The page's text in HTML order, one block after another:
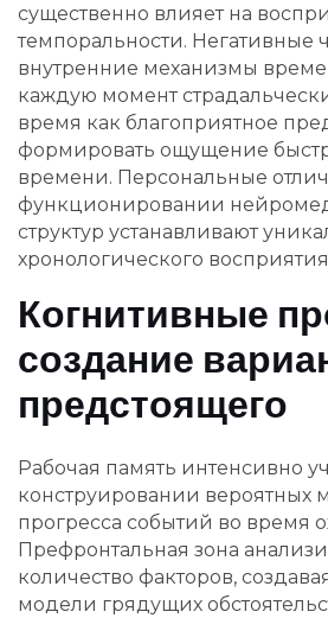
существенно влияет на
темпоральности. Негативные
внутренние механизмы
каждую момент страдальчески
время как благоприятное
формировать ощущение
времени. Персональные
функционировании
структур устанавливают
хронологического
Когнитивные
создание
предстоящего
Рабочая память интенсивно
конструировании вероятных
прогресса событий во время
Префронтальная зона
количество факторов,
модели грядущих